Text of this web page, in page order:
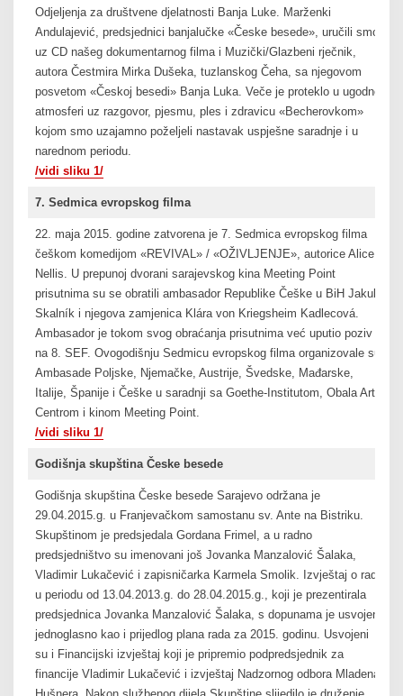
Odjeljenja za društvene djelatnosti Banja Luke. Marženki
Andulajević, predsjednici banjalučke «Česke besede», uručili smo
uz CD našeg dokumentarnog filma i Muzički/Glazbeni rječnik,
autora Čestmira Mirka Dušeka, tuzlanskog Čeha, sa njegovom
posvetom «Českoj besedi» Banja Luka. Veče je proteklo u ugodnoj
atmosferi uz razgovor, pjesmu, ples i zdravicu «Becherovkom»
kojom smo uzajamno poželjeli nastavak uspješne saradnje i u
narednom periodu.
/vidi sliku 1/
7. Sedmica evropskog filma
22. maja 2015. godine zatvorena je 7. Sedmica evropskog filma
češkom komedijom «REVIVAL» / «OŽIVLJENJE», autorice Alice
Nellis. U prepunoj dvorani sarajevskog kina Meeting Point
prisutnima su se obratili ambasador Republike Češke u BiH Jakub
Skalník i njegova zamjenica Klára von Kriegsheim Kadlecová.
Ambasador je tokom svog obraćanja prisutnima već uputio poziv
na 8. SEF. Ovogodišnju Sedmicu evropskog filma organizovale su
Ambasade Poljske, Njemačke, Austrije, Švedske, Mađarske,
Italije, Španije i Češke u saradnji sa Goethe-Institutom, Obala Art
Centrom i kinom Meeting Point.
/vidi sliku 1/
Godišnja skupština Česke besede
Godišnja skupština Česke besede Sarajevo održana je
29.04.2015.g. u Franjevačkom samostanu sv. Ante na Bistriku.
Skupštinom je predsjedala Gordana Frimel, a u radno
predsjedništvo su imenovani još Jovanka Manzalović Šalaka,
Vladimir Lukačević i zapisničarka Karmela Smolik. Izvještaj o radu
u periodu od 13.04.2013.g. do 28.04.2015.g., koji je prezentirala
predsjednica Jovanka Manzalović Šalaka, s dopunama je usvojen
jednoglasno kao i prijedlog plana rada za 2015. godinu. Usvojeni
su i Financijski izvještaj koji je pripremio podpredsjednik za
financije Vladimir Lukačević i izvještaj Nadzornog odbora Mladena